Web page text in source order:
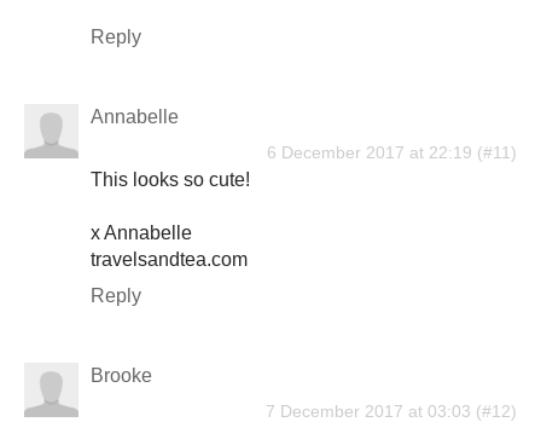
Reply
Annabelle
6 December 2017 at 22:19
This looks so cute!
x Annabelle
travelsandtea.com
Reply
Brooke
7 December 2017 at 03:03